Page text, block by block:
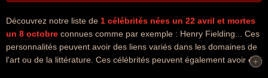
Découvrez notre liste de 1 célébrités nées un 22 avril et mortes
un 8 octobre connues comme par exemple : Henry Fielding... Ces
personnalités peuvent avoir des liens variés dans les domaines de
l'art ou de la littérature. Ces célébrités peuvent également avoir été
+
+